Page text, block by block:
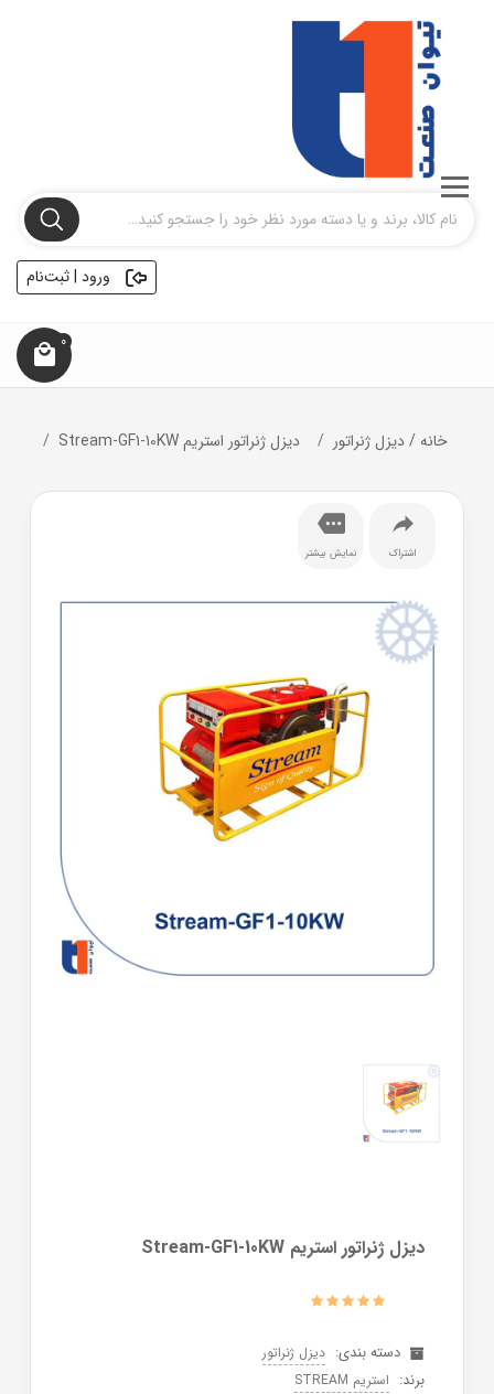
ورود | ثبت‌نام
0
خانه/دیزل ژنراتور ديزل ژنراتور استریم Stream-GF1-10KW
اشتراک نمایش بیشتر
ديزل ژنراتور استریم Stream-GF1-10KW
دسته بندی: دیزل ژنراتور
برند: استریم STREAM